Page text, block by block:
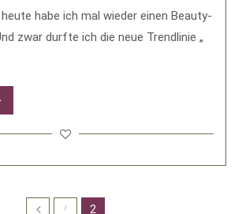
habe ich mal wieder einen Beauty-
zwar durfte ich die neue Trendlinie „
1 2